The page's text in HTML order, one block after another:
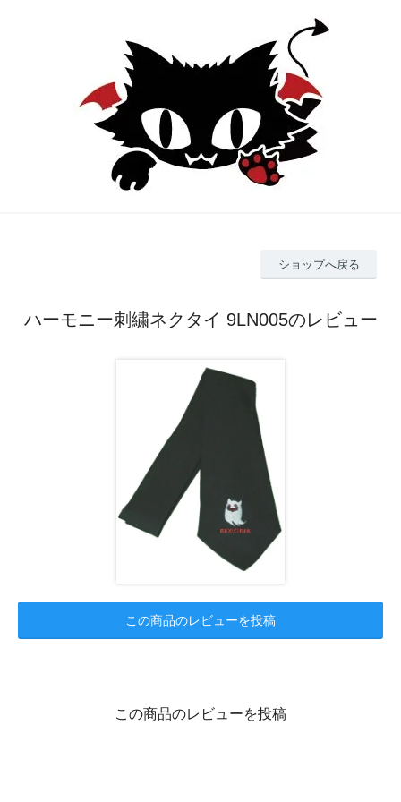
ショップへ戻る
ハーモニー刺繍ネクタイ 9LN005のレビュー
この商品のレビューを投稿
この商品のレビューを投稿